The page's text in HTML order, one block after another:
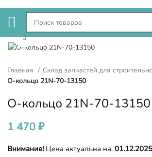
Нажмите, чтобы увеличить
Главная
Склад запчастей для
О-кольцо 21N-70-13150
О-кольцо 21N-70-13150
1 470 ₽
Внимание! Цена актуальна на: 01.12.2025